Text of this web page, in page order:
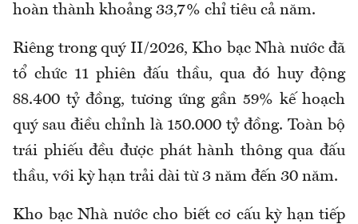
hoàn thành khoảng 33,7% chỉ tiêu cả năm.
Riêng trong quý II/2026, Kho bạc Nhà nước đã
tổ chức 11 phiên đấu thầu, qua đó huy động
88.400 tỷ đồng, tương ứng gần 59% kế hoạch
quý sau điều chỉnh là 150.000 tỷ đồng. Toàn bộ
trái phiếu đều được phát hành thông qua đấu
thầu, với kỳ hạn trải dài từ 3 năm đến 30 năm.
Kho bạc Nhà nước cho biết cơ cấu kỳ hạn tiếp